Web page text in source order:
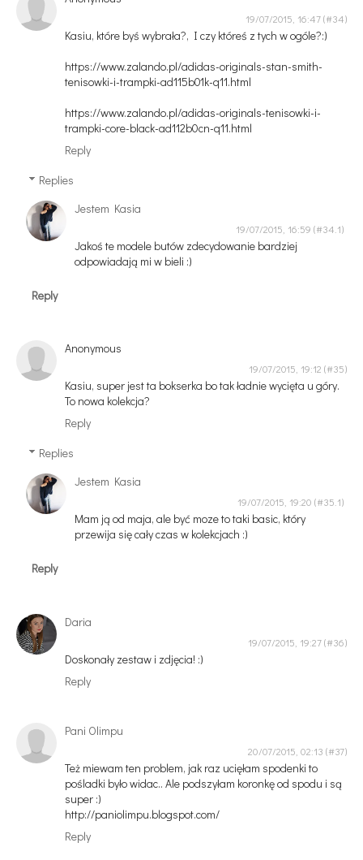
19/07/2015, 16:47
Kasiu, które byś wybrała?, I czy któreś z tych w ogóle?:)
https://www.zalando.pl/adidas-originals-stan-smith-
tenisowki-i-trampki-ad115b01k-q11.html
https://www.zalando.pl/adidas-originals-tenisowki-i-
trampki-core-black-ad112b0cn-q11.html
Reply
Replies
Jestem Kasia
19/07/2015, 16:59
Jakoś te modele butów zdecydowanie bardziej
odpowiadają mi w bieli :)
Reply
Anonymous
19/07/2015, 19:12
Kasiu, super jest ta bokserka bo tak ładnie wycięta u góry.
To nowa kolekcja?
Reply
Replies
Jestem Kasia
19/07/2015, 19:20
Mam ją od maja, ale być moze to taki basic, który
przewija się cały czas w kolekcjach :)
Reply
Daria
19/07/2015, 19:27
Doskonały zestaw i zdjęcia! :)
Reply
Pani Olimpu
20/07/2015, 02:13
Też miewam ten problem, jak raz ucięłam spodenki to
pośladki było widac.. Ale podszyłam koronkę od spodu i są
super :)
http://paniolimpu.blogspot.com/
Reply